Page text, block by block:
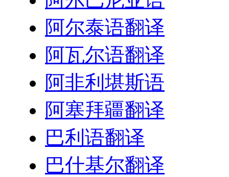
阿尔泰语翻译
阿瓦尔语翻译
阿非利堪斯语
阿塞拜疆翻译
巴利语翻译
巴什基尔翻译